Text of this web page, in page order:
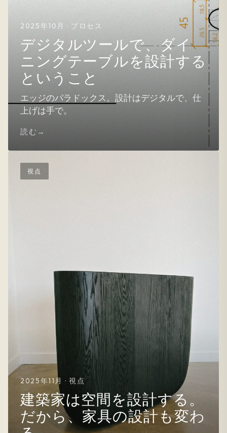
2025年10月 · プロセス
デジタルツールで、ダイ
ニングテーブルを設計する
ということ
エッジのパラドックス。設計はデジタルで、仕
上げは手で。
読む
視点
2025年11月 · 視点
建築家は空間を設計する。
だから、家具の設計も変わ